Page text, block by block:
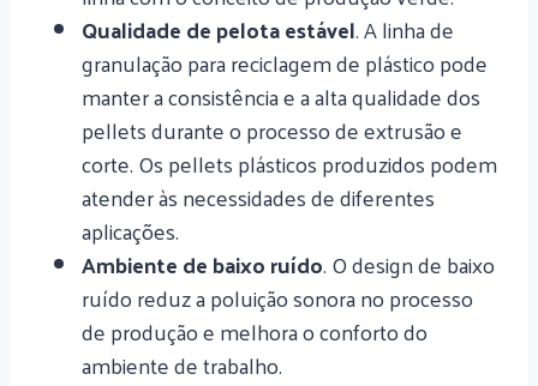
Qualidade de pelota estável. A linha de
granulação para reciclagem de plástico pode
manter a consistência e a alta qualidade dos
pellets durante o processo de extrusão e
corte. Os pellets plásticos produzidos podem
atender às necessidades de diferentes
aplicações.
Ambiente de baixo ruído. O design de baixo
ruído reduz a poluição sonora no processo
de produção e melhora o conforto do
ambiente de trabalho.